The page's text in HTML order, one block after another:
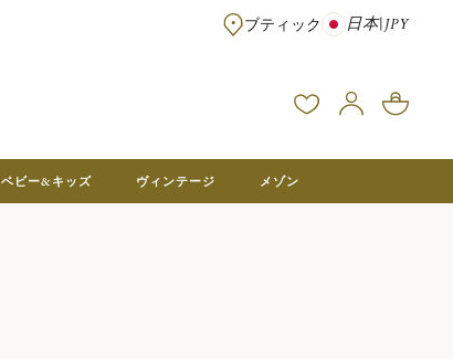
※¥100,000以上のご注文は送料無料 ※フランス本社在庫より直送。メゾ
ブティック 日本|JPY
ベビー&キッズ ヴィンテージ メゾン